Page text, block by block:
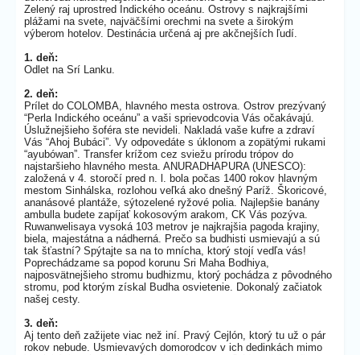
Zelený raj uprostred Indického oceánu. Ostrovy s najkrajšími
plážami na svete, najväčšími orechmi na svete a širokým
výberom hotelov. Destinácia určená aj pre akčnejších ľudí.
1. deň:
Odlet na Srí Lanku.
2. deň:
Prílet do COLOMBA, hlavného mesta ostrova. Ostrov prezývaný
“Perla Indického oceánu” a vaši sprievodcovia Vás očakávajú.
Úslužnejšieho šoféra ste nevideli. Nakladá vaše kufre a zdraví
Vás “Ahoj Bubáci”. Vy odpovedáte s úklonom a zopätými rukami
“ayubówan”. Transfer krížom cez sviežu prírodu trópov do
najstaršieho hlavného mesta. ANURADHAPURA (UNESCO):
založená v 4. storočí pred n. l. bola počas 1400 rokov hlavným
mestom Sinhálska, rozlohou veľká ako dnešný Paríž. Škoricové,
ananásové plantáže, sýtozelené ryžové polia. Najlepšie banány
ambulla budete zapíjať kokosovým arakom, CK Vás pozýva.
Ruwanwelisaya vysoká 103 metrov je najkrajšia pagoda krajiny,
biela, majestátna a nádherná. Prečo sa budhisti usmievajú a sú
tak šťastní? Spýtajte sa na to mnícha, ktorý stojí vedľa vás!
Poprechádzame sa popod korunu Sri Maha Bodhiya,
najposvätnejšieho stromu budhizmu, ktorý pochádza z pôvodného
stromu, pod ktorým získal Budha osvietenie. Dokonalý začiatok
našej cesty.
3. deň:
Aj tento deň zažijete viac než iní. Pravý Cejlón, ktorý tu už o pár
rokov nebude. Usmievavých domorodcov v ich dedinkách mimo